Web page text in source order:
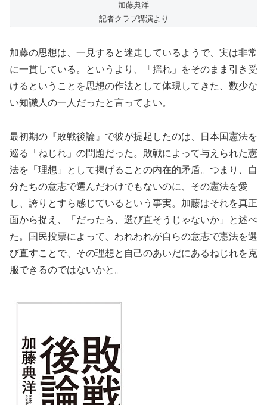
加藤典洋
記者クラブ講演より
加藤の思想は、一見すると迷走しているようで、実は非常
に一貫している。というより、「揺れ」をそのまま引き受
けるということを思想の作法として体現してきた、数少な
い知識人の一人だったと言ってよい。
最初期の『敗戦後論』で彼が提起したのは、日本国憲法を
巡る「ねじれ」の問題だった。敗戦によって与えられた憲
法を「理想」として掲げることの内在的矛盾。つまり、自
分たちの意志で選んだわけでもないのに、その憲法を愛
し、誇りとすら感じているという事実。加藤はそれを真正
面から捉え、「だったら、選び直そうじゃないか」と述べ
た。国民投票によって、われわれが自らの意志で憲法を選
び直すことで、その理想と自己のあいだにあるねじれを克
服できるのではないかと。